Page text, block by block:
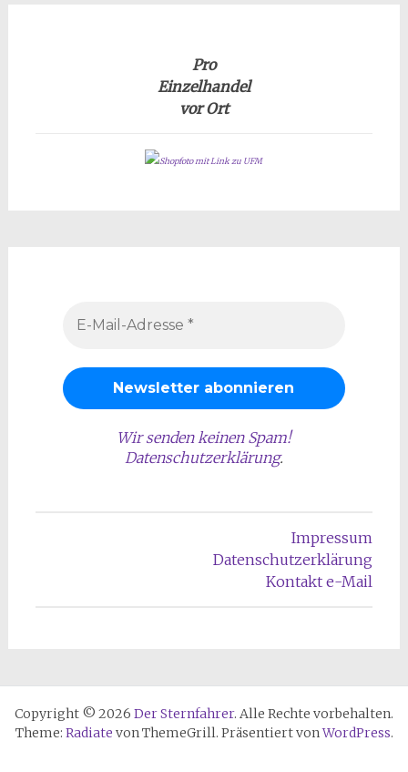
Pro
Einzelhandel
vor Ort
Shopfoto mit Link zu UFM
Wir senden keinen Spam!
Datenschutzerklärung.
Impressum
Datenschutzerklärung
Kontakt e-Mail
Copyright © 2026 Der Sternfahrer. Alle Rechte vorbehalten.
Theme: Radiate von ThemeGrill. Präsentiert vonWordPress.